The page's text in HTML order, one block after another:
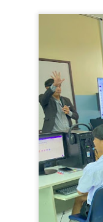
ประ
เศร
คนจ
เศร
ศาส
กรมบั
งานม
Expo
คู่คิดอั
โอกา
AUG
4
ที่นอน